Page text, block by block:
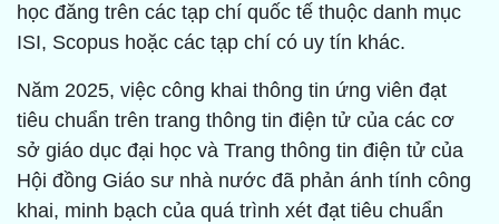
học đăng trên các tạp chí quốc tế thuộc danh mục
ISI, Scopus hoặc các tạp chí có uy tín khác.
Năm 2025, việc công khai thông tin ứng viên đạt
tiêu chuẩn trên trang thông tin điện tử của các cơ
sở giáo dục đại học và Trang thông tin điện tử của
Hội đồng Giáo sư nhà nước đã phản ánh tính công
khai, minh bạch của quá trình xét đạt tiêu chuẩn